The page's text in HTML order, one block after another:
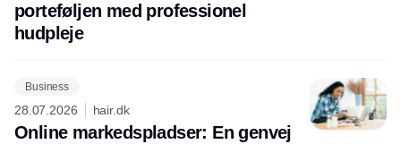
porteføljen med professionel
hudpleje
Business
28.07.2026 hair.dk
Online markedspladser: En genvej